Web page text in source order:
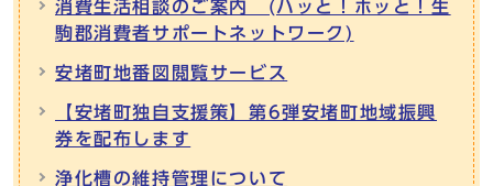
消費生活相談のご案内 (ハッと！ホッと！生
駒郡消費者サポートネットワーク)
安堵町地番図閲覧サービス
【安堵町独自支援策】第6弾安堵町地域振興
券を配布します
浄化槽の維持管理について